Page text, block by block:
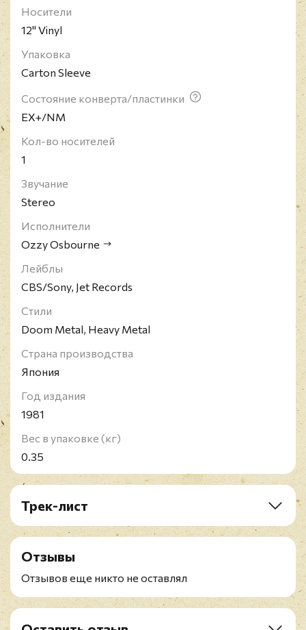
Носители
12" Vinyl
Упаковка
Carton Sleeve
Состояние конверта/пластинки
EX+/NM
Кол-во носителей
1
Звучание
Stereo
Исполнители
Ozzy Osbourne
Лейблы
CBS/Sony, Jet Records
Стили
Doom Metal, Heavy Metal
Страна производства
Япония
Год издания
1981
Вес в упаковке (кг)
0.35
Трек-лист
A1. I Don't Know
A2. Crazy Train
A3. Goodbye To Romance
A4. Dee
B1. Mr. Crowley
B2. No Bone Movies
Отзывы
Отзывов еще никто не оставлял